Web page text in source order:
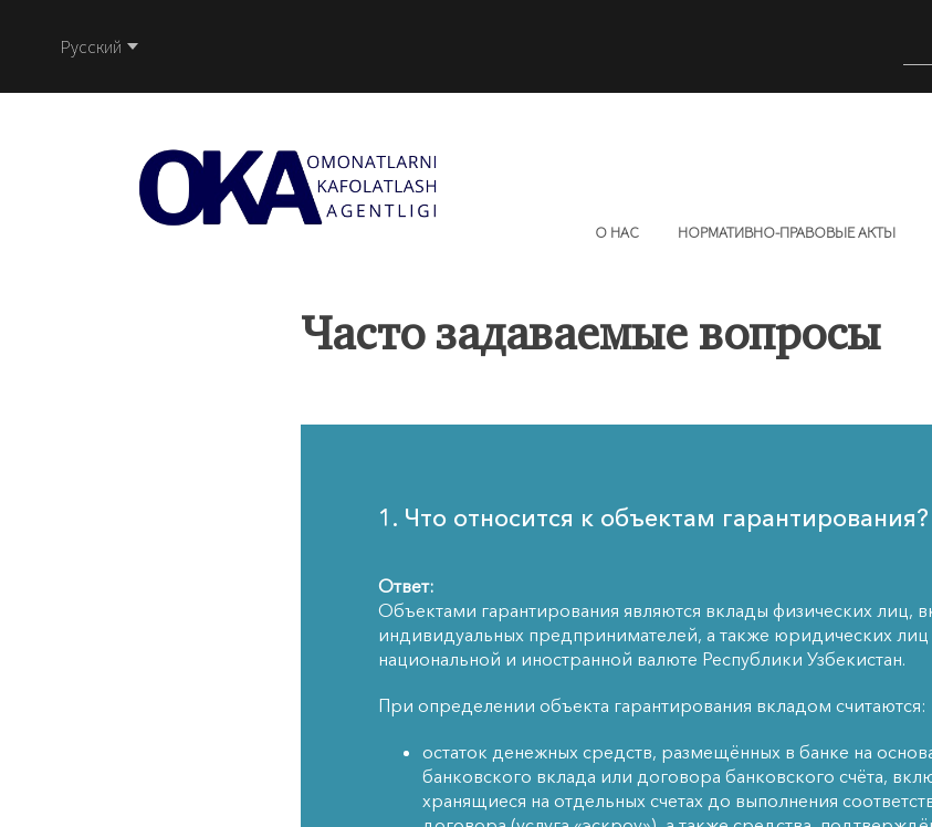
Русский
О НАС НОРМАТИВНО-ПРАВОВЫЕ АКТЫ
Часто задаваемые вопросы
1. Что относится к объектам гарантирования?
Ответ:
Объектами гарантирования являются вклады физических лиц,
индивидуальных предпринимателей, а также юридических лиц
национальной и иностранной валюте Республики Узбекистан.
При определении объекта гарантирования вкладом считаются:
остаток денежных средств, размещённых в банке на
банковского вклада или договора банковского счёта,
хранящиеся на отдельных счетах до выполнения